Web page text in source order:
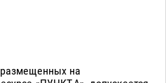
на